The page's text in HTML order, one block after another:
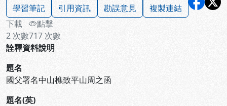
學習筆記 引用資訊 勘誤意見
複製連結
下載
2 次數
點擊
717 次數
詮釋資料說明
題名
國父署名中山樵致平山周之函
題名(英)